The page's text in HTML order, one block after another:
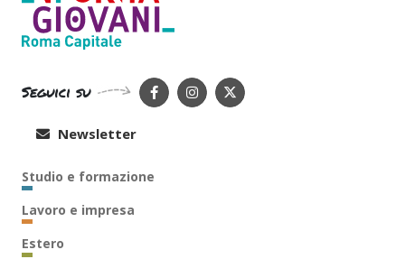
Seguici su
Newsletter
Studio e formazione
Lavoro e impresa
Estero